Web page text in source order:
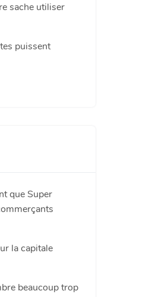
sache utiliser
puissent
que Super
la capitale
beaucoup trop